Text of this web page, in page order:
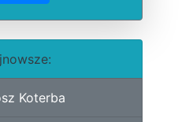
Koterba